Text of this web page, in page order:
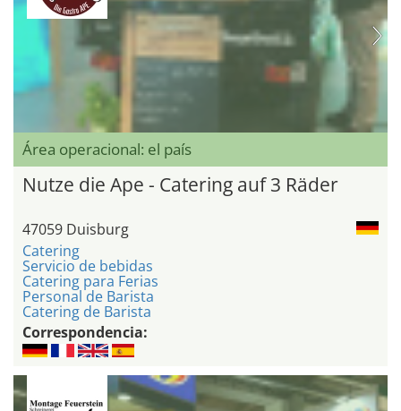
Área operacional: el país
Nutze die Ape - Catering auf 3 Räder
47059 Duisburg
Catering
Servicio de bebidas
Catering para Ferias
Personal de Barista
Catering de Barista
Correspondencia: